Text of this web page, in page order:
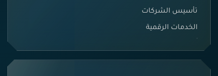
تأسيس الشركات
الخدمات الرقمية